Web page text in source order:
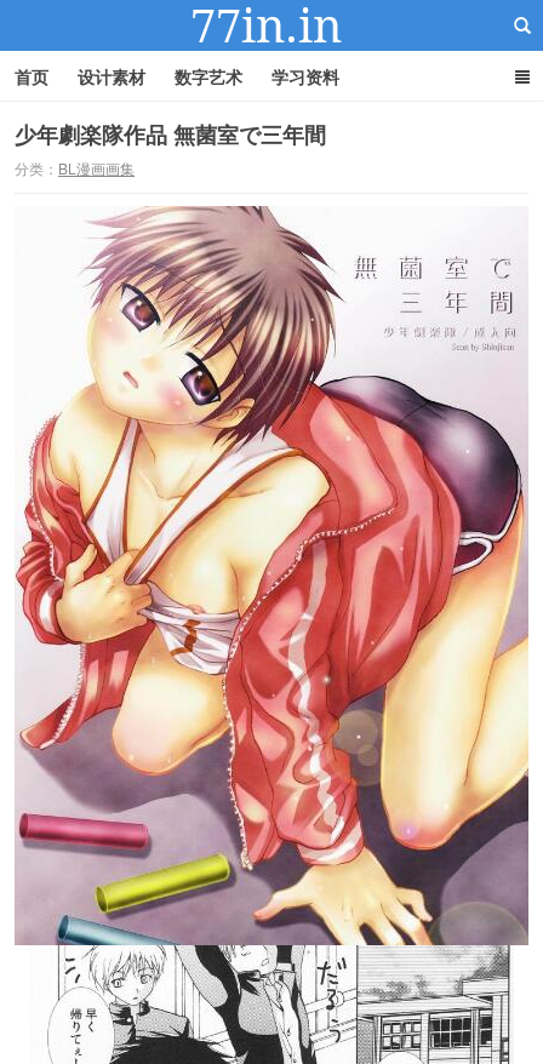
首页 设计素材 数字艺术 学习资料
少年劇楽隊作品 無菌室で三年間
分类： BL漫画画集